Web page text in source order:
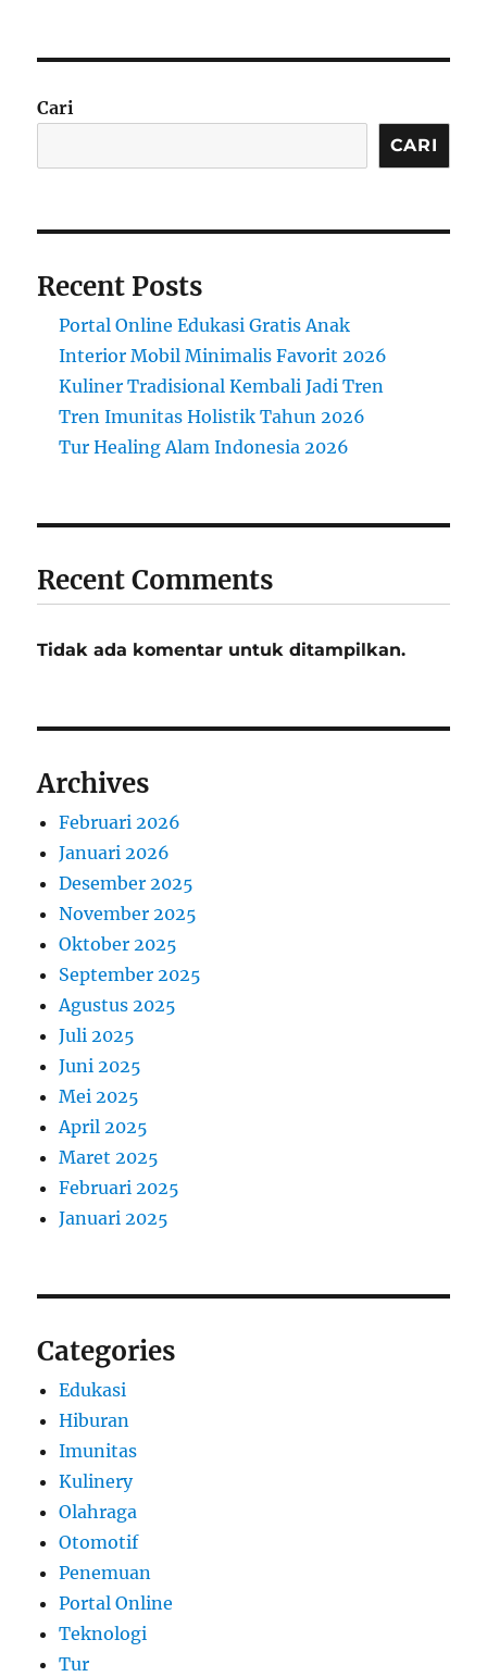
Cari
CARI
Recent Posts
Portal Online Edukasi Gratis Anak
Interior Mobil Minimalis Favorit 2026
Kuliner Tradisional Kembali Jadi Tren
Tren Imunitas Holistik Tahun 2026
Tur Healing Alam Indonesia 2026
Recent Comments
Tidak ada komentar untuk ditampilkan.
Archives
Februari 2026
Januari 2026
Desember 2025
November 2025
Oktober 2025
September 2025
Agustus 2025
Juli 2025
Juni 2025
Mei 2025
April 2025
Maret 2025
Februari 2025
Januari 2025
Categories
Edukasi
Hiburan
Imunitas
Kulinery
Olahraga
Otomotif
Penemuan
Portal Online
Teknologi
Tur